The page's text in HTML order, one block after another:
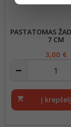
PASTATOMAS
7 CM
Kaina
3,00 €
shopping_cart Į krepšelį